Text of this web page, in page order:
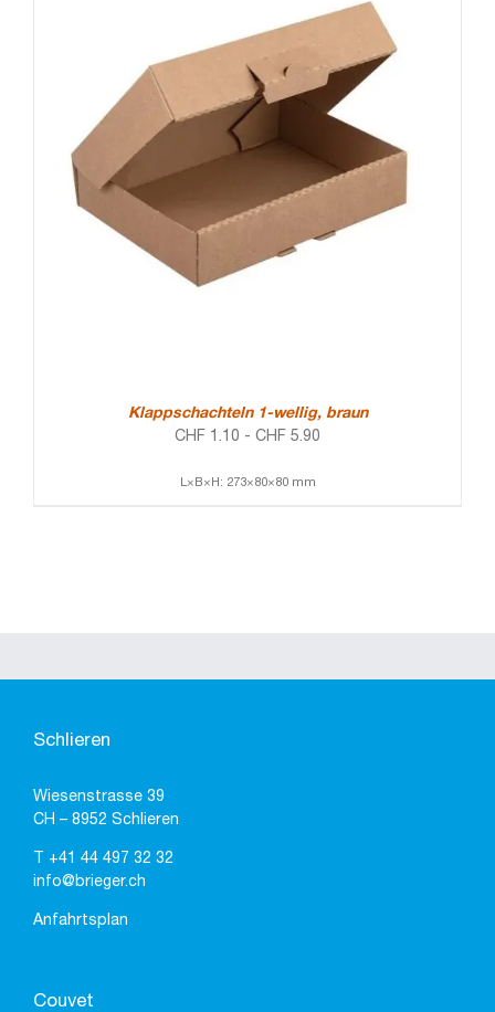
Klappschachteln 1-wellig, braun
CHF 1.10 - CHF 5.90
L×B×H: 273×80×80 mm
Schlieren
Wiesenstrasse 39
CH – 8952 Schlieren
+41 44 497 32 32
info@brieger.ch
Anfahrtsplan
Couvet